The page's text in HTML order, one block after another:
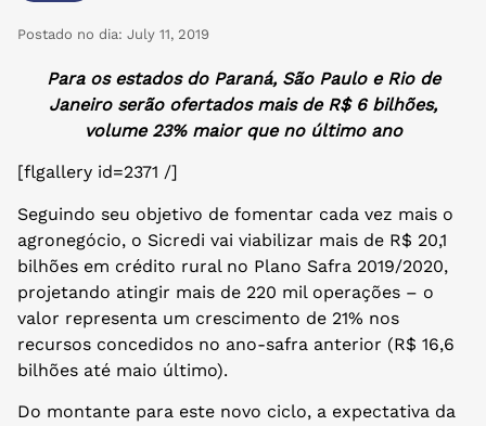
Postado no dia: July 11, 2019
Para os estados do Paraná, São Paulo e Rio de
Janeiro serão ofertados mais de R$ 6 bilhões,
volume 23% maior que no último ano
[flgallery id=2371 /]
Seguindo seu objetivo de fomentar cada vez mais o
agronegócio, o Sicredi vai viabilizar mais de R$ 20,1
bilhões em crédito rural no Plano Safra 2019/2020,
projetando atingir mais de 220 mil operações – o
valor representa um crescimento de 21% nos
recursos concedidos no ano-safra anterior (R$ 16,6
bilhões até maio último).
Do montante para este novo ciclo, a expectativa da